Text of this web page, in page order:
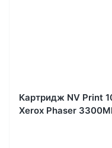
Картридж NV Print
Xerox Phaser